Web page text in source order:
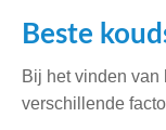
Beste
Bij het vinden van
verschillende